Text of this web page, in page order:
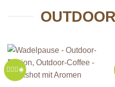
🚵🏻‍♀️☀️